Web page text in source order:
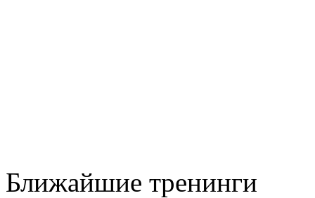
Ближайшие тренинги